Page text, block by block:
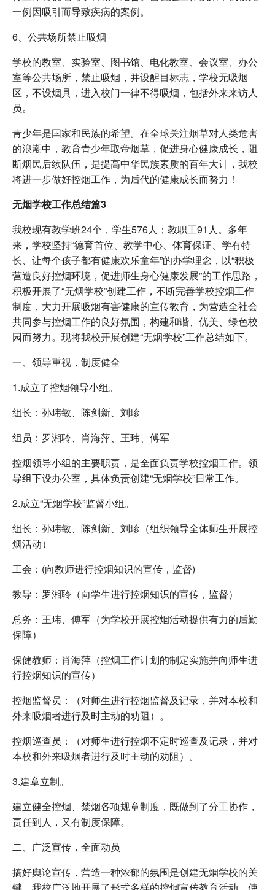
一例因吸引而导致疾病的案例。
6、公共场所禁止吸烟
学校的教室、实验室、图书馆、电化教室、会议室、办公
室等公共场所，禁止吸烟，并设醒目标志，学校无吸烟
区，不设烟具，进入校门一律不得吸烟，包括外来来访人
员。
青少年是国家和民族的希望。在全球关注烟草对人类危害
的浪潮中，教育青少年取帝烟草，促进身心健康成长，阻
断烟民后续队伍，是提高中华民族素质的百年大计，我校
将进一步做好控烟工作，为后代的健康成长而努力！
无烟学校工作总结篇3
我校现有教学班24个，学生576人；教职工91人。多年
来，学校坚持“德育首位、教学中心、体育保证、学有特
长、让每个孩子都有健康欢乐童年”的办学理念，以“积极
营造良好控烟环境，促进师生身心健康发展”的工作思路，
积极开展了“无烟学校”创建工作，不断完善学校控烟工作
制度，大力开展吸烟有害健康的宣传教育，为营造全社会
共同参与控烟工作的良好氛围，构建和谐、优美、绿色校
园而努力。现将我校开展创建“无烟学校”工作总结如下。
一、领导重视，制度健全
1.成立了控烟领导小组。
组长：孙玮敏、陈剑新、刘珍
组员：罗湘聆、肖海萍、王玮、傅军
控烟领导小组的主要职责，是全面负责学校控烟工作。领
导组下设办公室，具体负责创建“无烟学校”日常工作。
2.成立“无烟学校”监督小组。
组长：孙玮敏、陈剑新、刘珍（组织领导全体师生开展控
烟活动）
工会：(向教师进行控烟知识的宣传，监督)
教导：罗湘聆（向学生进行控烟知识的宣传，监督）
总务：王玮、傅军（为学校开展控烟活动提供有力的后勤
保障）
保健教师：肖海萍（控烟工作计划的制定实施并向师生进
行控烟知识的宣传）
控烟监督员：（对师生进行控烟监督及记录，并对本校和
外来吸烟者进行及时主动的劝阻）。
控烟巡查员：（对师生进行控烟不定时巡查及记录，并对
本校和外来吸烟者进行及时主动的劝阻）。
3.建章立制。
建立健全控烟、禁烟各项规章制度，既做到了分工协作，
责任到人，又有制度保障。
二、广泛宣传，全面动员
搞好舆论宣传，营造一种浓郁的氛围是创建无烟学校的关